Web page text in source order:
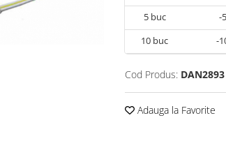
5buc -
10 buc -
Cod Produs: DAN2893
Adauga la Favorite